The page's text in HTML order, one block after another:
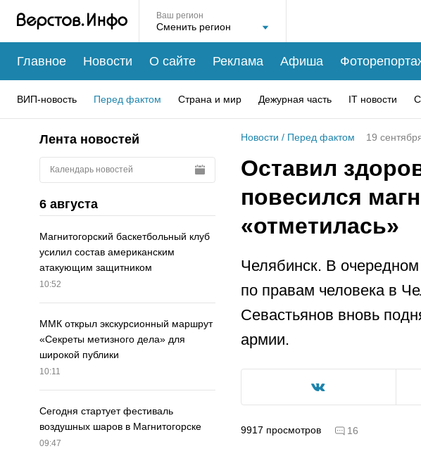
Ваш регион
Главное Новости О сайте Реклама Афиша
ВИП-новость Перед фактом Страна и мир Дежурная часть IT новости
Лента новостей
Календарь новостей
6 августа
Магнитогорский баскетбольный клуб
усилил состав американским
атакующим защитником
10:52
ММК открыл экскурсионный маршрут
«Секреты метизного дела» для
широкой публики
10:11
Сегодня стартует фестиваль
воздушных шаров в Магнитогорске
09:47
Новости / Перед фактом 19
Оставил
повесился
«отметилась»
Челябинск. В
по правам человека в
Севастьянов вновь
армии.
9917 просмотров 16